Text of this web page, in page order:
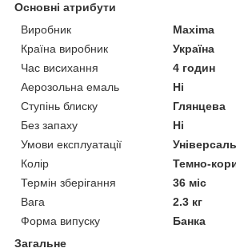
Основні атрибути
Виробник
Maxima
Країна виробник
Україна
Час висихання
4 годин
Аерозольна емаль
Ні
Ступінь блиску
Глянцева
Без запаху
Ні
Умови експлуатації
Колір
Темно-
Термін зберігання
36 міс
Вага
2.3 кг
Форма випуску
Банка
Загальне